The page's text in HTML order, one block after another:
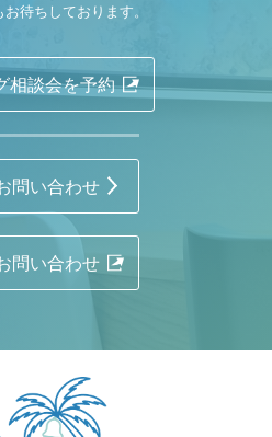
待ちしております。
相談会を予約
問い合わせ
問い合わせ